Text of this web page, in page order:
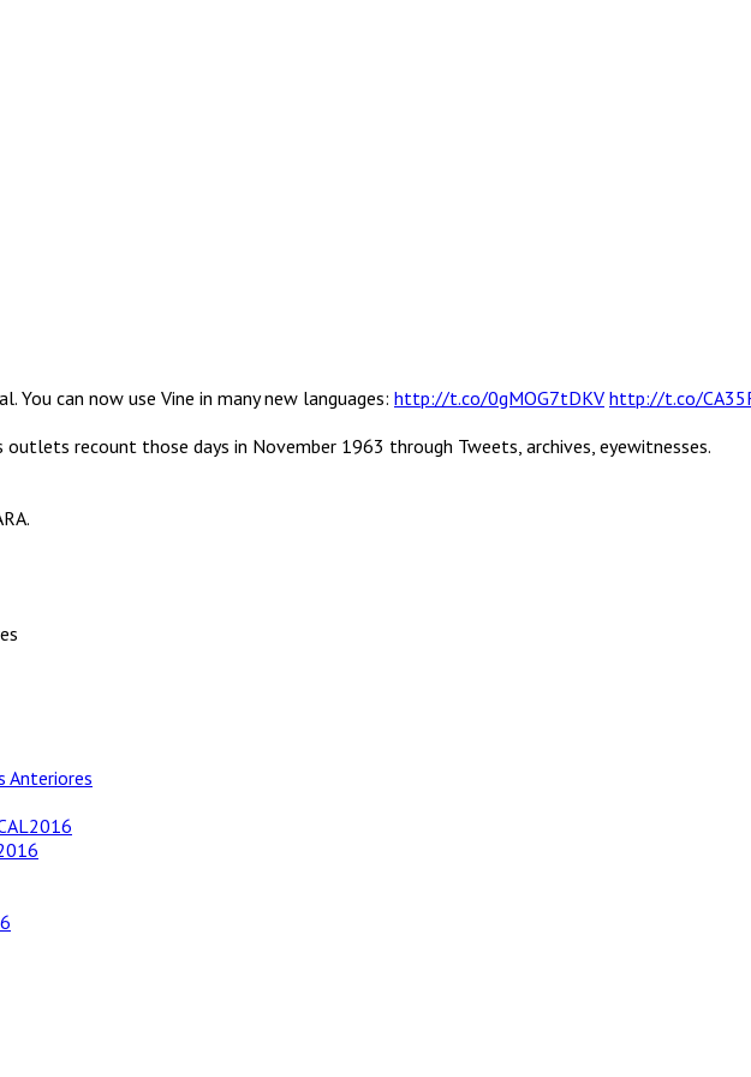
You can now use Vine in many new languages: http://t.co/0gMOG7tDKV http://t.co/
outlets recount those days in November 1963 through Tweets, archives, eyewitnesses.
Anteriores